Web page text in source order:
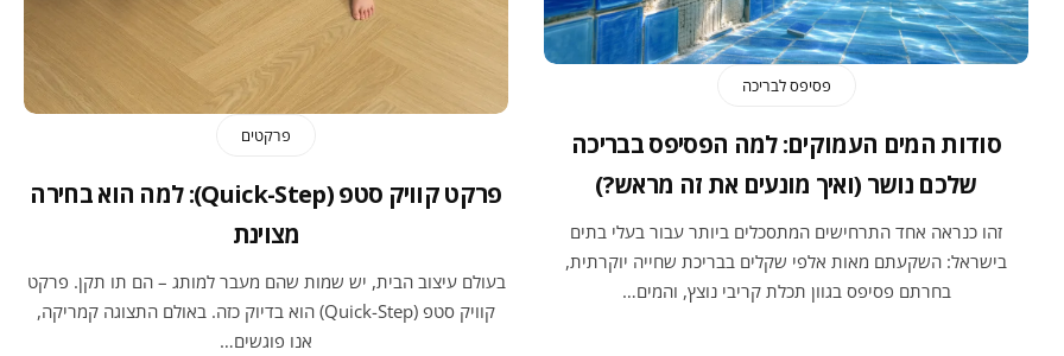
פסיפס לבריכה
סודות המים העמוקים: למה הפסיפס בבריכה
שלכם נושר (ואיך מונעים את זה מראש?)
זהו כנראה אחד התרחישים המתסכלים ביותר עבור בעלי בתים
בישראל: השקעתם מאות אלפי שקלים בבריכת שחייה יוקרתית,
בחרתם פסיפס בגוון תכלת קריבי נוצץ, והמים…
פרקטים
פרקט קוויק סטפ (Quick-Step): למה הוא בחירה
מצוינת
בעולם עיצוב הבית, יש שמות שהם מעבר למותג – הם תו תקן. פרקט
קוויק סטפ (Quick-Step) הוא בדיוק כזה. באולם התצוגה קמריקה,
אנו פוגשים…